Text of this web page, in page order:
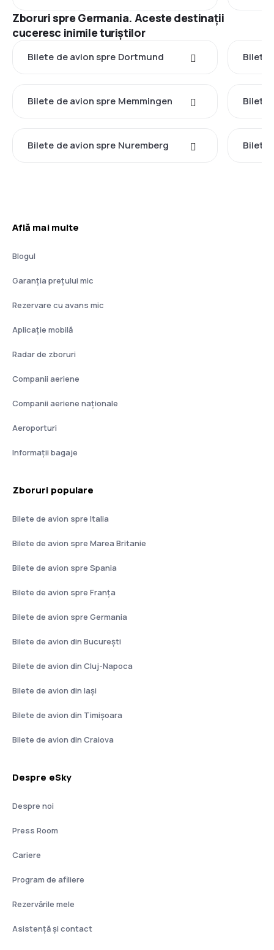
Zboruri spre Germania. Aceste destinații
cuceresc inimile turiștilor
Bilete de avion spre Dortmund Bilete
Bilete de avion spre Memmingen Bilete
Bilete de avion spre Nuremberg Bilete
Află mai multe
Blogul
Garanția prețului mic
Rezervare cu avans mic
Aplicație mobilă
Radar de zboruri
Companii aeriene
Companii aeriene naţionale
Aeroporturi
Informații bagaje
Zboruri populare
Bilete de avion spre Italia
Bilete de avion spre Marea Britanie
Bilete de avion spre Spania
Bilete de avion spre Franţa
Bilete de avion spre Germania
Bilete de avion din București
Bilete de avion din Cluj-Napoca
Bilete de avion din Iași
Bilete de avion din Timișoara
Bilete de avion din Craiova
Despre eSky
Despre noi
Press Room
Cariere
Program de afiliere
Rezervările mele
Asistenţă şi contact